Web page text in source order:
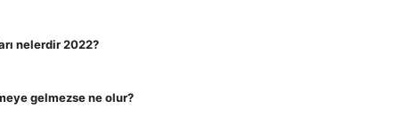
nelerdir 2022?
gelmezse ne olur?